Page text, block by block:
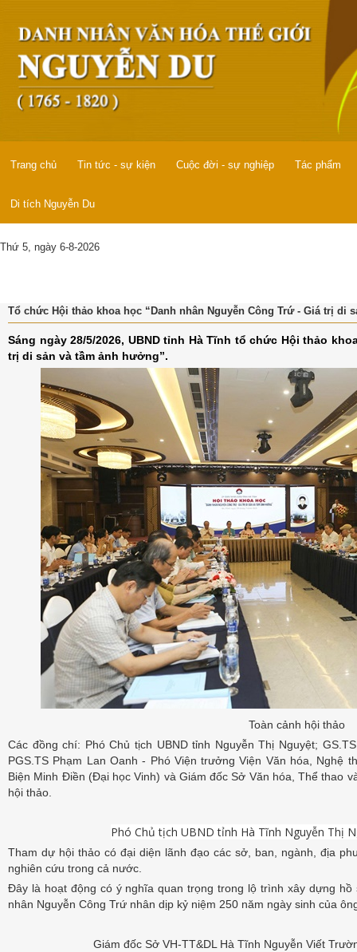
Trang chủ Tin tức - sự kiện Cuộc đời - sự nghiệp Tác phẩm
Di tích Nguyễn Du
Thứ 5, ngày 6-8-2026
Tổ chức Hội thảo khoa học “Danh nhân Nguyễn Công Trứ - Giá trị di
Sáng ngày 28/5/2026, UBND tỉnh Hà Tĩnh tổ chức Hội thảo
trị di sản và tầm ảnh hưởng”.
Toàn cảnh hội thảo
Các đồng chí: Phó Chủ tịch UBND tỉnh Nguyễn Thị Nguyệt;
PGS.TS Phạm Lan Oanh - Phó Viện trưởng Viện Văn hóa, Nghệ
Biện Minh Điền (Đại học Vinh) và Giám đốc Sở Văn hóa, Thể thao
hội thảo.
Phó Chủ tịch UBND tỉnh Hà Tĩnh Nguyễn Thị
Tham dự hội thảo có đại diện lãnh đạo các sở, ban, ngành, địa
nghiên cứu trong cả nước.
Đây là hoạt động có ý nghĩa quan trọng trong lộ trình xây dựng hồ
nhân Nguyễn Công Trứ nhân dịp kỷ niệm 250 năm ngày sinh của
Giám đốc Sở VH-TT&DL Hà Tĩnh Nguyễn Viết